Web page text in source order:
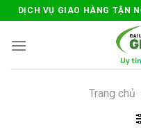
Skip
to
content
DỊCH VỤ GIAO HÀNG TẬN
Trang chủ